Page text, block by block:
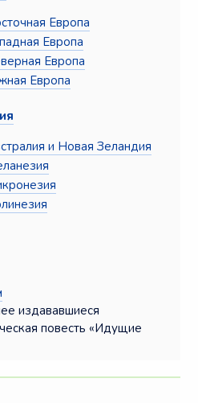
Европа
Европа
Европа
Европа
и Новая Зеландия
издававшиеся
повесть «Идущие